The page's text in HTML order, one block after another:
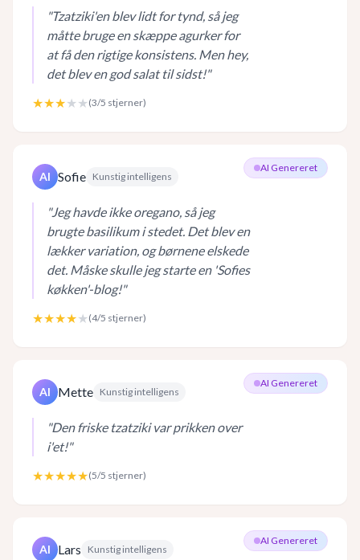
"Tzatziki'en blev lidt for tynd, så jeg
måtte bruge en skæppe agurker for
at få den rigtige konsistens. Men hey,
det blev en god salat til sidst!"
★★★★★ (3/5 stjerner)
AI Genereret
AI Sofie Kunstig intelligens
"Jeg havde ikke oregano, så jeg
brugte basilikum i stedet. Det blev en
lækker variation, og børnene elskede
det. Måske skulle jeg starte en 'Sofies
køkken'-blog!"
★★★★★ (4/5 stjerner)
AI Genereret
AI Mette Kunstig intelligens
"Den friske tzatziki var prikken over
i'et!"
★★★★★(5/5 stjerner)
AI Genereret
AI Lars Kunstig intelligens